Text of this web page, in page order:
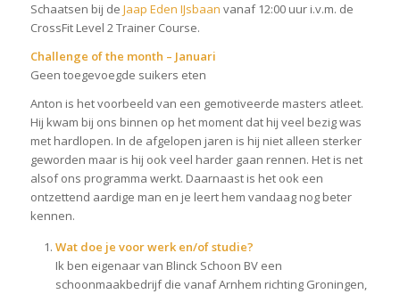
Schaatsen bij de Jaap Eden IJsbaan vanaf 12:00 uur i.v.m. de
CrossFit Level 2 Trainer Course.
Challenge of the month – Januari
Geen toegevoegde suikers eten
Anton is het voorbeeld van een gemotiveerde masters atleet.
Hij kwam bij ons binnen op het moment dat hij veel bezig was
met hardlopen. In de afgelopen jaren is hij niet alleen sterker
geworden maar is hij ook veel harder gaan rennen. Het is net
alsof ons programma werkt. Daarnaast is het ook een
ontzettend aardige man en je leert hem vandaag nog beter
kennen.
Wat doe je voor werk en/of studie?
Ik ben eigenaar van Blinck Schoon BV een
schoonmaakbedrijf die vanaf Arnhem richting Groningen,